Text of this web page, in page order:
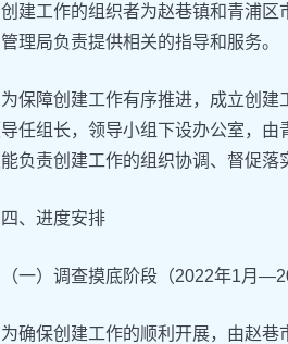
创建工作的组织者为赵巷镇和青浦
理局负责提供相关的指导和服务。
为保障创建工作有序推进，成立创
任组长，领导小组下设办公室，
负责创建工作的组织协调、督促落
四、进度安排
（一）调查摸底阶段（2022年1月
为确保创建工作的顺利开展，由赵